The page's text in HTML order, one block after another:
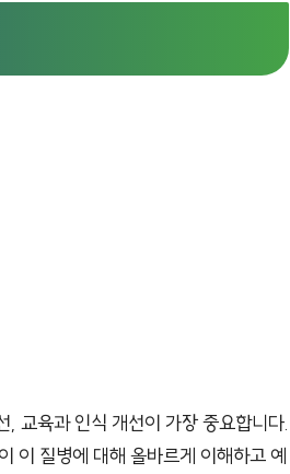
교육과 인식 개선이 가장 중요합니다.
이 질병에 대해 올바르게 이해하고 예